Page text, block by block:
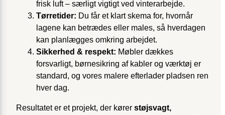
frisk luft – særligt vigtigt ved vinterarbejde.
Tørretider: Du får et klart skema for, hvornår
lagene kan betrædes eller males, så hverdagen
kan planlægges omkring arbejdet.
Sikkerhed & respekt: Møbler dækkes
forsvarligt, børnesikring af kabler og værktøj er
standard, og vores malere efterlader pladsen ren
hver dag.
Resultatet er et projekt, der kører støjsvagt,